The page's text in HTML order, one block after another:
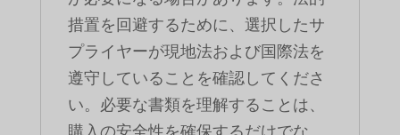
措置を回避するために、選択したサ
プライヤーが現地法および国際法を
遵守していることを確認してくださ
い。必要な書類を理解することは、